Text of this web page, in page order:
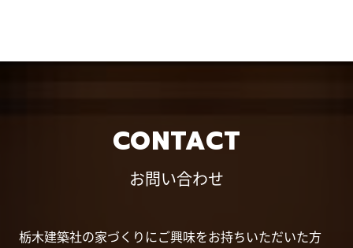
CONTACT
お問い合わせ
栃木建築社の家づくりにご興味をお持ちいただいた方